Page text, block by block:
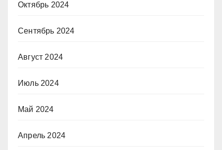
Октябрь 2024
Сентябрь 2024
Август 2024
Июль 2024
Май 2024
Апрель 2024